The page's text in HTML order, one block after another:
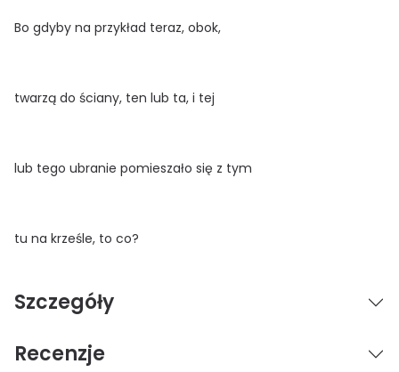
Bo gdyby na przykład teraz, obok,
twarzą do ściany, ten lub ta, i tej
lub tego ubranie pomieszało się z tym
tu na krześle, to co?
Szczegóły
Recenzje